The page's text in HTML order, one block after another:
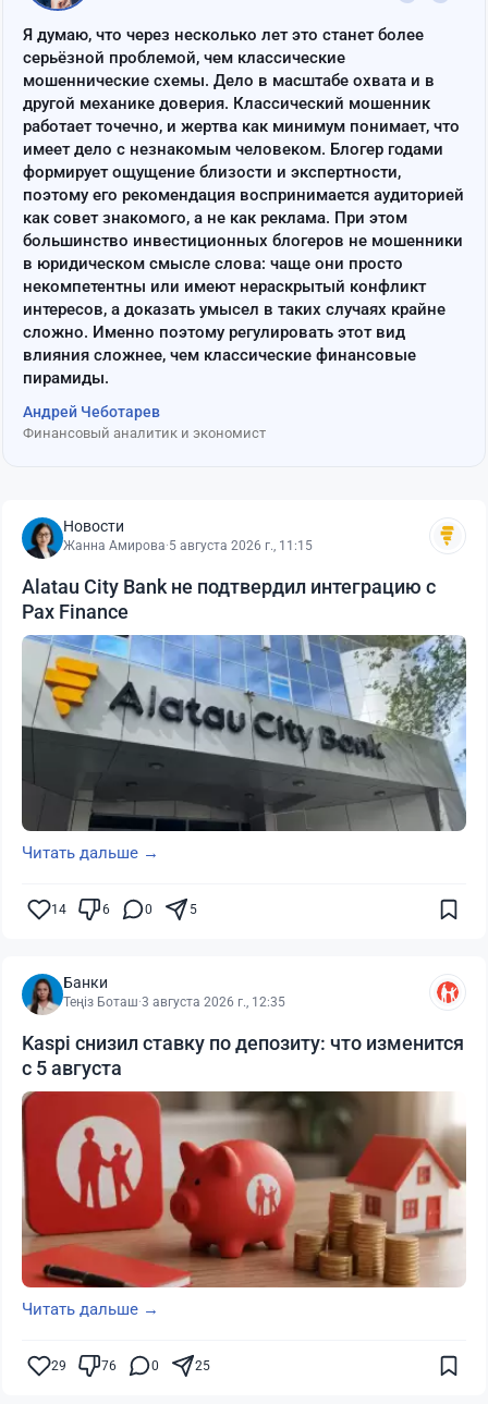
Я думаю, что через несколько лет это станет более
серьёзной проблемой, чем классические
мошеннические схемы. Дело в масштабе охвата и в
другой механике доверия. Классический мошенник
работает точечно, и жертва как минимум понимает, что
имеет дело с незнакомым человеком. Блогер годами
формирует ощущение близости и экспертности,
поэтому его рекомендация воспринимается аудиторией
как совет знакомого, а не как реклама. При этом
большинство инвестиционных блогеров не мошенники
в юридическом смысле слова: чаще они просто
некомпетентны или имеют нераскрытый конфликт
интересов, а доказать умысел в таких случаях крайне
сложно. Именно поэтому регулировать этот вид
влияния сложнее, чем классические финансовые
пирамиды.
Андрей Чеботарев
Финансовый аналитик и экономист
Новости
Жанна Амирова·5 августа 2026 г., 11:15
Alatau City Bank не подтвердил интеграцию с
Pax Finance
Читать дальше →
14 6 0 5
Банки
Теңіз Боташ·3 августа 2026 г., 12:35
Kaspi снизил ставку по депозиту: что изменится
с 5 августа
Читать дальше →
29 76 0 25